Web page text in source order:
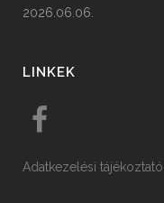
2026.06.06.
LINKEK
Adatkezelési tájékoztató